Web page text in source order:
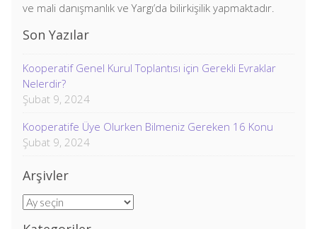
ve mali danışmanlık ve Yargı’da bilirkişilik yapmaktadır.
Son Yazılar
Kooperatif Genel Kurul Toplantısı için Gerekli Evraklar
Nelerdir?
Şubat 9, 2024
Kooperatife Üye Olurken Bilmeniz Gereken 16 Konu
Şubat 9, 2024
Arşivler
Arşivler